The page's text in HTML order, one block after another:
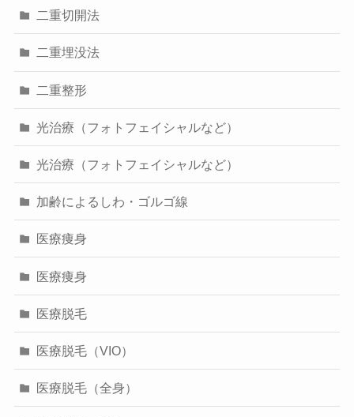
二重切開法
二重埋没法
二重整形
光治療（フォトフェイシャルなど）
光治療（フォトフェイシャルなど）
加齢によるしわ・ゴルゴ線
医療痩身
医療痩身
医療脱毛
医療脱毛（VIO）
医療脱毛（全身）